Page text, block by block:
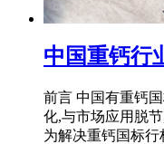
中国重钙行
前言 中国有重钙
化,与市场应用脱
为解决重钙国标